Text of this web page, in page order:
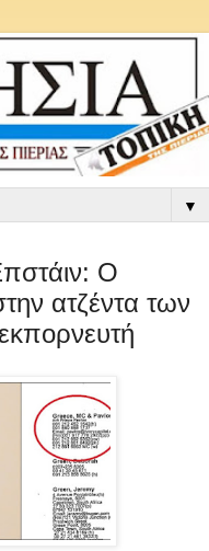
▼
Ο
ατζέντα των